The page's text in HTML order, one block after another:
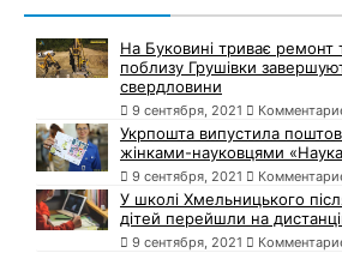
На Буковині триває ремонт
поблизу Грушівки
свердловини
9 сентября, 2021
Укрпошта випустила
жінками-науковцями
9 сентября, 2021
У школі Хмельницького
дітей перейшли на
9 сентября, 2021